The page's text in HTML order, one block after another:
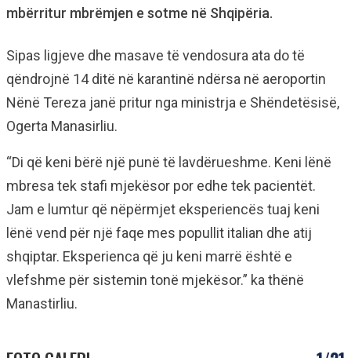
mbërritur mbrëmjen e sotme në Shqipëria.
Sipas ligjeve dhe masave të vendosura ata do të
qëndrojnë 14 ditë në karantinë ndërsa në aeroportin
Nënë Tereza janë pritur nga ministrja e Shëndetësisë,
Ogerta Manasirliu.
“Di që keni bërë një punë të lavdërueshme. Keni lënë
mbresa tek stafi mjekësor por edhe tek pacientët.
Jam e lumtur që nëpërmjet eksperiencës tuaj keni
lënë vend për një faqe mes popullit italian dhe atij
shqiptar. Eksperienca që ju keni marrë është e
vlefshme për sistemin tonë mjekësor.” ka thënë
Manastirliu.